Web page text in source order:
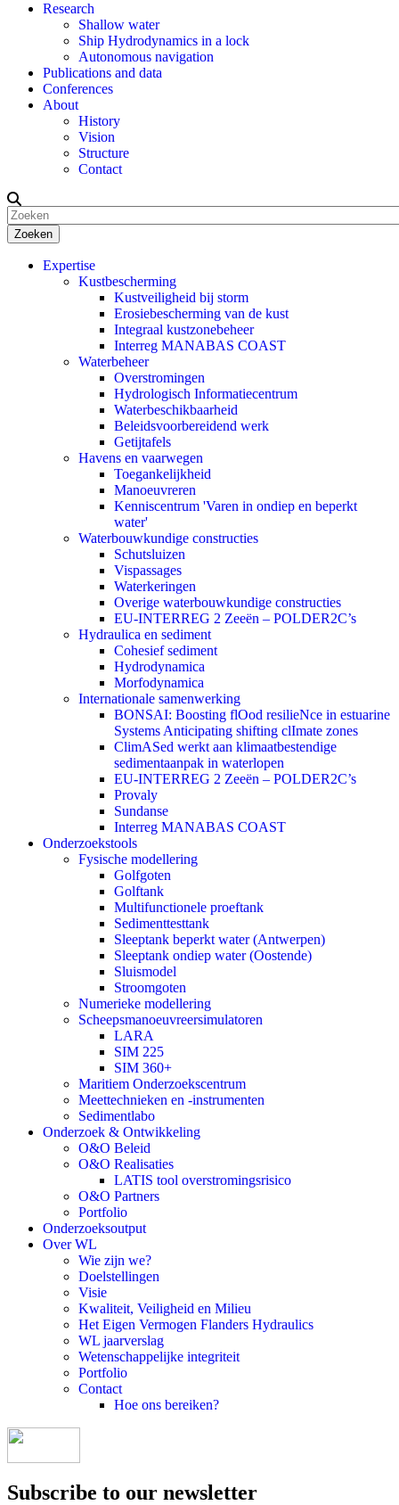
Research
Shallow water
Ship Hydrodynamics in a lock
Autonomous navigation
Publications and data
Conferences
About
History
Vision
Structure
Contact
Zoeken
Expertise
Kustbescherming
Kustveiligheid bij storm
Erosiebescherming van de kust
Integraal kustzonebeheer
Interreg MANABAS COAST
Waterbeheer
Overstromingen
Hydrologisch Informatiecentrum
Waterbeschikbaarheid
Beleidsvoorbereidend werk
Getijtafels
Havens en vaarwegen
Toegankelijkheid
Manoeuvreren
Kenniscentrum 'Varen in ondiep en beperkt
water'
Waterbouwkundige constructies
Schutsluizen
Vispassages
Waterkeringen
Overige waterbouwkundige constructies
EU-INTERREG 2 Zeeën – POLDER2C’s
Hydraulica en sediment
Cohesief sediment
Hydrodynamica
Morfodynamica
Internationale samenwerking
BONSAI: Boosting flOod resilieNce in estuarine
Systems Anticipating shifting clImate zones
ClimASed werkt aan klimaatbestendige
sedimentaanpak in waterlopen
EU-INTERREG 2 Zeeën – POLDER2C’s
Provaly
Sundanse
Interreg MANABAS COAST
Onderzoekstools
Fysische modellering
Golfgoten
Golftank
Multifunctionele proeftank
Sedimenttesttank
Sleeptank beperkt water (Antwerpen)
Sleeptank ondiep water (Oostende)
Sluismodel
Stroomgoten
Numerieke modellering
Scheepsmanoeuvreersimulatoren
LARA
SIM 225
SIM 360+
Maritiem Onderzoekscentrum
Meettechnieken en -instrumenten
Sedimentlabo
Onderzoek & Ontwikkeling
O&O Beleid
O&O Realisaties
LATIS tool overstromingsrisico
O&O Partners
Portfolio
Onderzoeksoutput
Over WL
Wie zijn we?
Doelstellingen
Visie
Kwaliteit, Veiligheid en Milieu
Het Eigen Vermogen Flanders Hydraulics
WL jaarverslag
Wetenschappelijke integriteit
Portfolio
Contact
Hoe ons bereiken?
Subscribe to our newsletter